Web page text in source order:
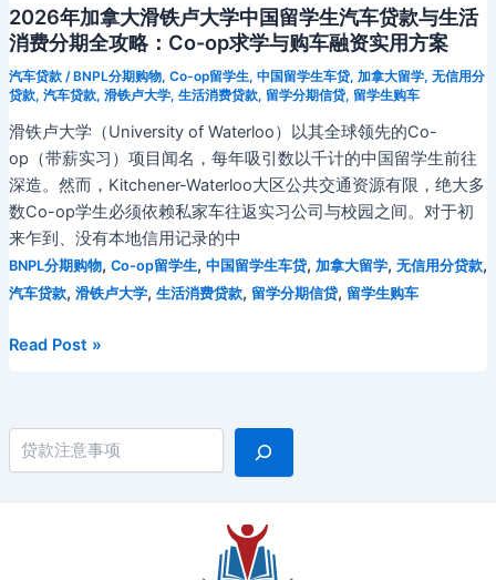
搜索
2026年加拿大滑铁卢大学中国留学生汽车贷款与生活
消费分期全攻略：Co-op求学与购车融资实用方案
汽车贷款/ BNPL分期购物, Co-op留学生, 中国留学生车贷, 加拿大留学, 无信用分
贷款, 汽车贷款, 滑铁卢大学, 生活消费贷款, 留学分期信贷, 留学生购车
滑铁卢大学（University of Waterloo）以其全球领先的Co-
op（带薪实习）项目闻名，每年吸引数以千计的中国留学生前往
深造。然而，Kitchener-Waterloo大区公共交通资源有限，绝大多
数Co-op学生必须依赖私家车往返实习公司与校园之间。对于初
来乍到、没有本地信用记录的中
BNPL分期购物, Co-op留学生, 中国留学生车贷, 加拿大留学, 无信用分贷款,
汽车贷款, 滑铁卢大学, 生活消费贷款, 留学分期信贷, 留学生购车
2026
拿
大
滑
Read Post »